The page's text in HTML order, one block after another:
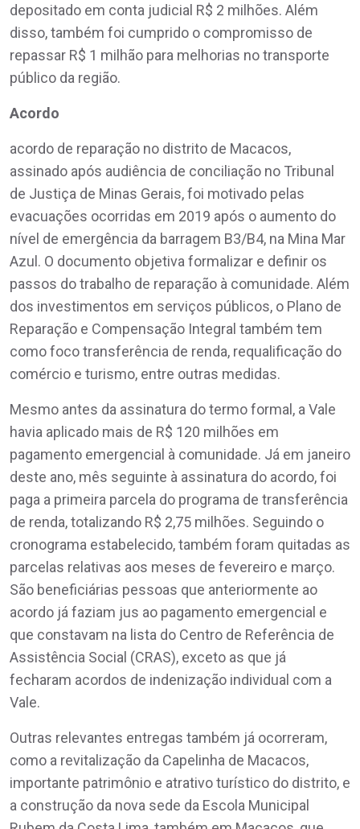
depositado em conta judicial R$ 2 milhões. Além
disso, também foi cumprido o compromisso de
repassar R$ 1 milhão para melhorias no transporte
público da região.
Acordo
acordo de reparação no distrito de Macacos,
assinado após audiência de conciliação no Tribunal
de Justiça de Minas Gerais, foi motivado pelas
evacuações ocorridas em 2019 após o aumento do
nível de emergência da barragem B3/B4, na Mina Mar
Azul. O documento objetiva formalizar e definir os
passos do trabalho de reparação à comunidade. Além
dos investimentos em serviços públicos, o Plano de
Reparação e Compensação Integral também tem
como foco transferência de renda, requalificação do
comércio e turismo, entre outras medidas.
Mesmo antes da assinatura do termo formal, a Vale
havia aplicado mais de R$ 120 milhões em
pagamento emergencial à comunidade. Já em janeiro
deste ano, mês seguinte à assinatura do acordo, foi
paga a primeira parcela do programa de transferência
de renda, totalizando R$ 2,75 milhões. Seguindo o
cronograma estabelecido, também foram quitadas as
parcelas relativas aos meses de fevereiro e março.
São beneficiárias pessoas que anteriormente ao
acordo já faziam jus ao pagamento emergencial e
que constavam na lista do Centro de Referência de
Assistência Social (CRAS), exceto as que já
fecharam acordos de indenização individual com a
Vale.
Outras relevantes entregas também já ocorreram,
como a revitalização da Capelinha de Macacos,
importante patrimônio e atrativo turístico do distrito, e
a construção da nova sede da Escola Municipal